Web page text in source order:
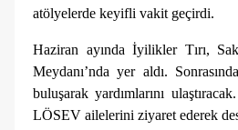
atölyelerde keyifli vakit geçirdi.
Haziran ayında İyilikler Tırı,
Meydanı’nda yer aldı.
buluşarak yardımlarını
LÖSEV ailelerini ziyaret ederek